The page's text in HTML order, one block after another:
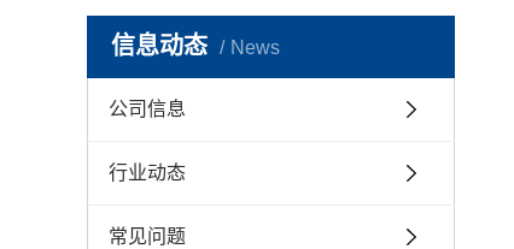
信息动态 News
公司信息
行业动态
常见问题